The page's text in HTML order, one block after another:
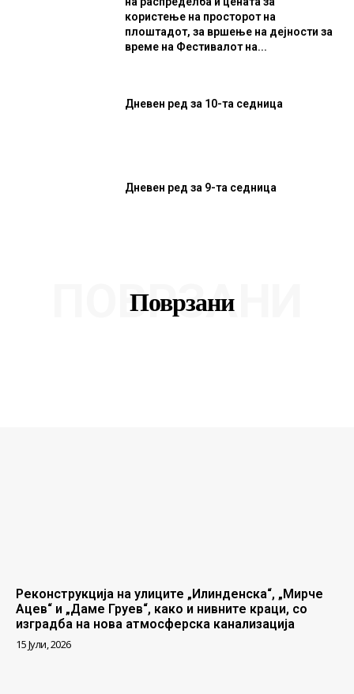
користење на просторот на
плоштадот, за вршење на дејности за
време на Фестивалот на...
Дневен ред за 10-та седница
Дневен ред за 9-та седница
Поврзани
ПОВРЗАНИ
Реконструкција на улиците „Илинденска“, „Мирче
Ацев“ и „Даме Груев“, како и нивните краци, со
изградба на нова атмосферска канализација
15 Јули, 2026